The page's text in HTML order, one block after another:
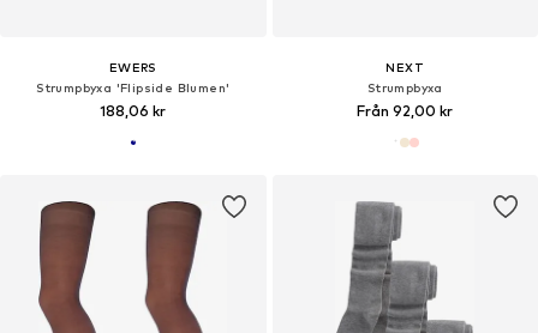
EWERS
Strumpbyxa 'Flipside Blumen'
188,06 kr
NEXT
Strumpbyxa
Från 92,00 kr